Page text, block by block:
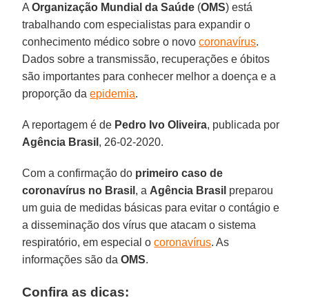
AOrganização Mundial da Saúde (OMS) está
trabalhando com especialistas para expandir o
conhecimento médico sobre o novocoronavírus.
Dados sobre a transmissão, recuperações e óbitos
são importantes para conhecer melhor a doença e a
proporção daepidemia.
A reportagem é de Pedro Ivo Oliveira, publicada por
Agência Brasil , 26-02-2020.
Com a confirmação do primeiro caso de
coronavírus no Brasil , a Agência Brasil preparou
um guia de medidas básicas para evitar o contágio e
a disseminação dos vírus que atacam o sistema
respiratório, em especial ocoronavírus. As
informações são daOMS.
Confira as dicas: